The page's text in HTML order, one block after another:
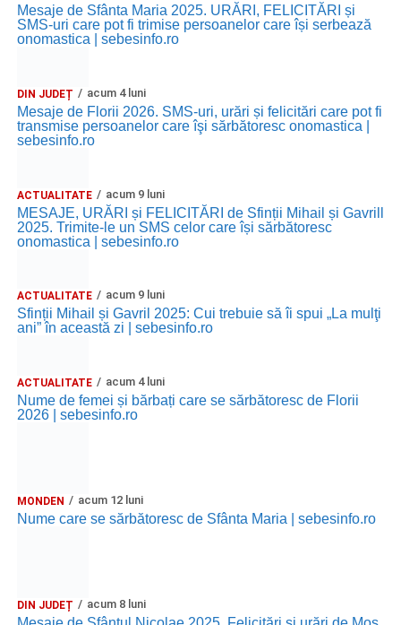
Mesaje de Sfânta Maria 2025. URĂRI, FELICITĂRI și
SMS-uri care pot fi trimise persoanelor care își serbează
onomastica | sebesinfo.ro
DIN JUDEȚ acum 4 luni
Mesaje de Florii 2026. SMS-uri, urări și felicitări care pot fi
transmise persoanelor care îşi sărbătoresc onomastica |
sebesinfo.ro
ACTUALITATE acum 9 luni
MESAJE, URĂRI și FELICITĂRI de Sfinții Mihail și Gavrill
2025. Trimite-le un SMS celor care își sărbătoresc
onomastica | sebesinfo.ro
ACTUALITATE acum 9 luni
Sfinții Mihail și Gavril 2025: Cui trebuie să îi spui „La mulţi
ani” în această zi | sebesinfo.ro
ACTUALITATE acum 4 luni
Nume de femei și bărbați care se sărbătoresc de Florii
2026 | sebesinfo.ro
MONDEN acum 12 luni
Nume care se sărbătoresc de Sfânta Maria | sebesinfo.ro
DIN JUDEȚ acum 8 luni